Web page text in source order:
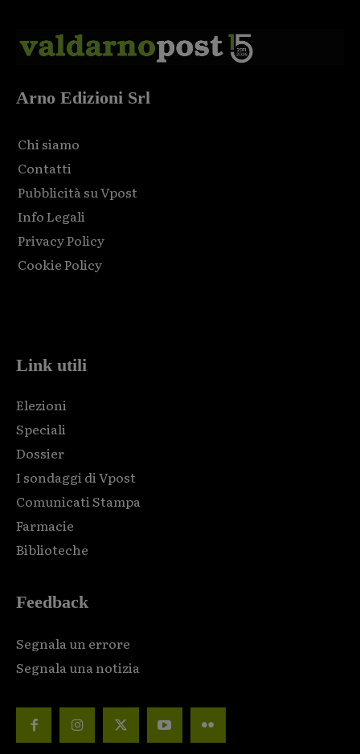
Arno Edizioni Srl
Chi siamo
Contatti
Pubblicità su Vpost
Info Legali
Privacy Policy
Cookie Policy
Link utili
Elezioni
Speciali
Dossier
I sondaggi di Vpost
Comunicati Stampa
Farmacie
Biblioteche
Feedback
Segnala un errore
Segnala una notizia